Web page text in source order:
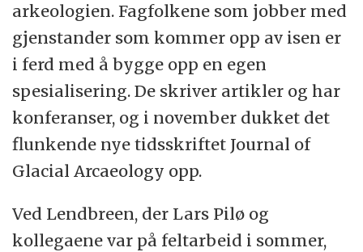
arkeologien. Fagfolkene som jobber med
gjenstander som kommer opp av isen er
i ferd med å bygge opp en egen
spesialisering. De skriver artikler og har
konferanser, og i november dukket det
flunkende nye tidsskriftet Journal of
Glacial Arcaeology opp.
Ved Lendbreen, der Lars Pilø og
kollegaene var på feltarbeid i sommer,